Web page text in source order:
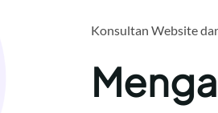
Konsultan Website